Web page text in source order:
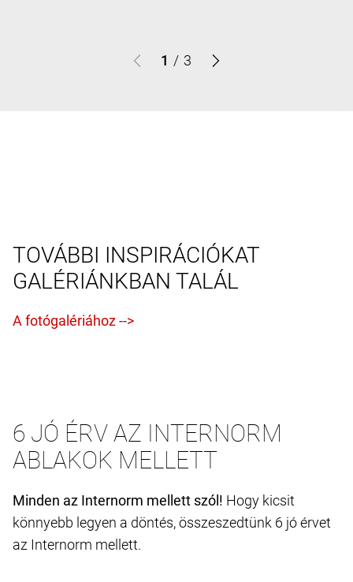
1 / 3
TOVÁBBI INSPIRÁCIÓKAT
GALÉRIÁNKBAN TALÁL
6 JÓ ÉRV AZ INTERNORM
ABLAKOK MELLETT
Minden az Internorm mellett szól! Hogy kicsit
könnyebb legyen a döntés, összeszedtünk 6 jó érvet
az Internorm mellett.